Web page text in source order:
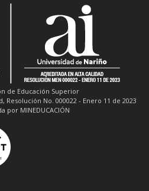
de Educación Superior
Resolución No. 000022 - Enero 11 de 2023
por MINEDUCACIÓN